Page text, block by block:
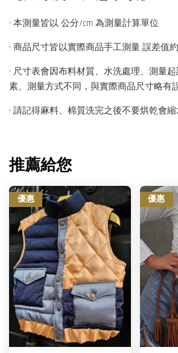
• 本測量皆以 公分/cm 為測量計算單位
• 商品尺寸皆以實際商品手工測量 誤差值
• 尺寸表會因布料材質、水洗處理、測量
素、測量方式不同，與實際商品尺寸略有誤
• 請記得麻料、棉質洗完之後不要烘乾會縮
推薦給您
優惠 優惠